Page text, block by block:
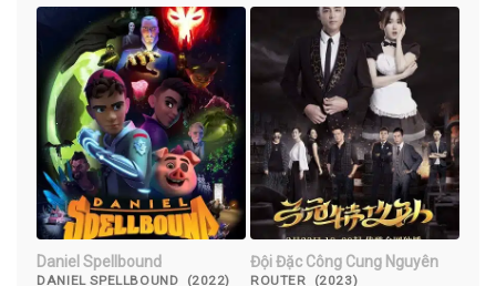
Daniel Spellbound
DANIEL SPELLBOUND (2022)
Đội Đặc Công Cung Nguyên
ROUTER (2023)